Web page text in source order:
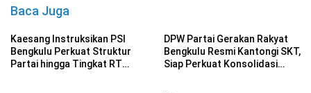
Baca Juga
Kaesang Instruksikan PSI
Bengkulu Perkuat Struktur
Partai hingga Tingkat RT
DPW Partai Gerakan Rakyat
Bengkulu Resmi Kantongi SKT,
Siap Perkuat Konsolidasi